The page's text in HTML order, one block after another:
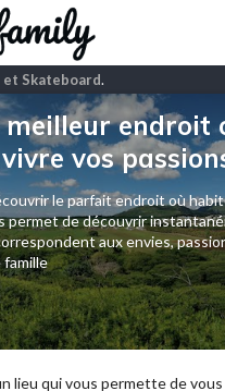
Skateboard.
meilleur endroit
vos
le parfait endroit où
permet de découvrir
aux envies,
famille
lieu qui vous permette de vous